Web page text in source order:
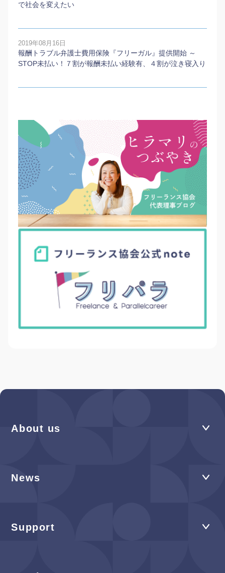
で社会を変えたい
2019年08月16日
報酬トラブル弁護士費用保険『フリーガル』提供開始 ～
STOP未払い！７割が報酬未払い経験有、４割が泣き寝入り
About us
News
Support